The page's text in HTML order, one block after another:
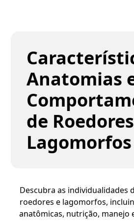
Anatomias
de
Lagomorfos
Descubra as individualidades
roedores e lagomorfos,
anatômicas, nutrição, manejo